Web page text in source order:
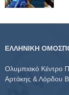
ΕΛΛΗΝΙΚΗ
Ολυμπιακό Κέντρο
Αρτάκης & Λόρδου